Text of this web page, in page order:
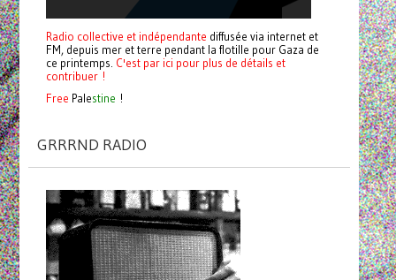
Radio collective et indépendante diffusée via internet et
FM, depuis mer et terre pendant la flotille pour Gaza de
ce printemps. C'est par ici pour plus de détails et
contribuer !
Free Palestine !
GRRRND RADIO